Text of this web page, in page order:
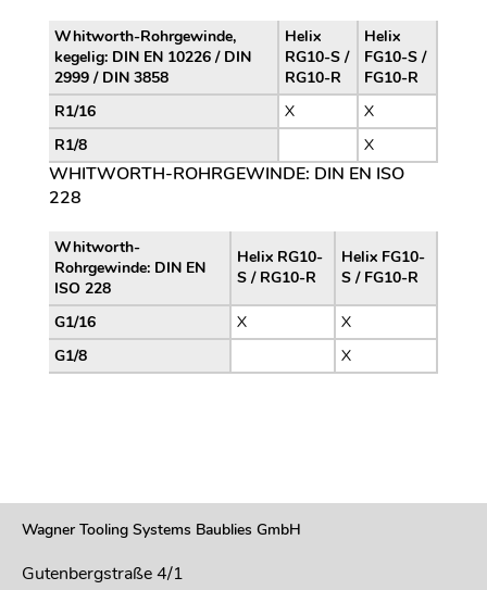
Whitworth-Rohrgewinde,
kegelig: DIN EN 10226 / DIN
2999 / DIN 3858
Helix
RG10-S /
RG10-R
Helix
FG10-S /
FG10-R
R1/16
X
X
R1/8
X
WHITWORTH-ROHRGEWINDE: DIN EN ISO
228
Whitworth-
Rohrgewinde: DIN EN
ISO 228
Helix RG10-
S / RG10-R
Helix FG10-
S / FG10-R
G1/16 X
X
G1/8
X
Wagner Tooling Systems Baublies GmbH
Gutenbergstraße 4/1